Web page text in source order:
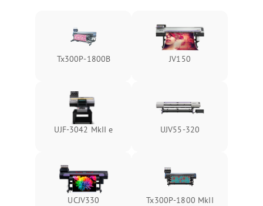
Tx300P-1800B JV150
UJF-3042 MkII e UJV55-320
UCJV330 Tx300P-1800 MkII